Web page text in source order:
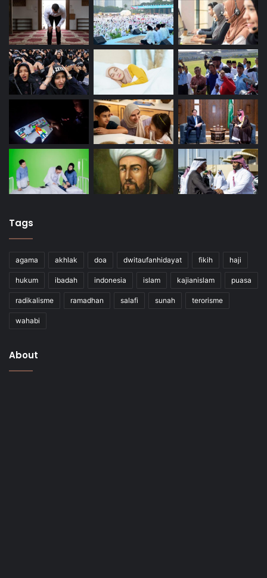
Tags
agama akhlak doa dwitaufanhidayat fikih haji
hukum ibadah indonesia islam kajianislam puasa
radikalisme ramadhan salafi sunah terorisme
wahabi
About